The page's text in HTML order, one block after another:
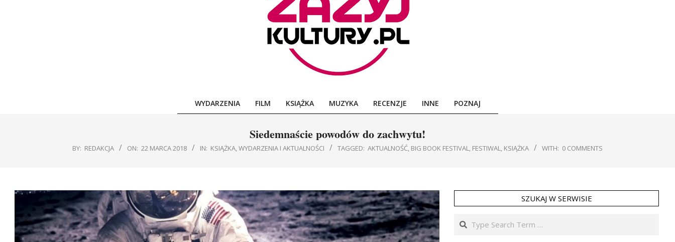
Primary
Menu
WYDARZENIA FILM KSIĄŻKA MUZYKA RECENZJE INNE POZNAJ
Siedemnaście powodów do zachwytu!
BY: REDAKCJA ON: 22 MARCA 2018 IN: KSIĄŻKA,WYDARZENIA I AKTUALNOŚCI TAGGED: AKTUALNOŚĆ, BIG BOOK FESTIVAL, FESTIWAL, KSIĄŻKA WITH: 0 COMMENTS
SZUKAJ W SERWISIE
Search